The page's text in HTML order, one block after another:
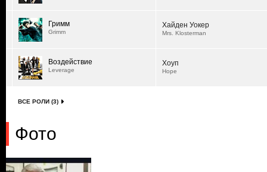
Гримм
Grimm
Хайден Уокер
Mrs. Klosterman
Воздействие
Leverage
Хоуп
Hope
ВСЕ РОЛИ (3)
Фото